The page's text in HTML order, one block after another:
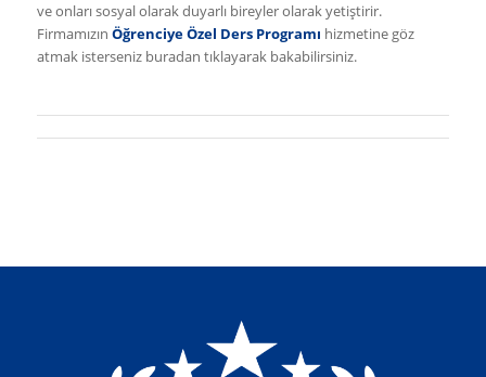
ve onları sosyal olarak duyarlı bireyler olarak yetiştirir.
Firmamızın Öğrenciye Özel Ders Programı hizmetine göz
atmak isterseniz buradan tıklayarak bakabilirsiniz.